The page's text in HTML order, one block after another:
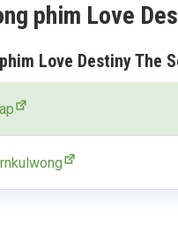
phim Love
Love Destiny The